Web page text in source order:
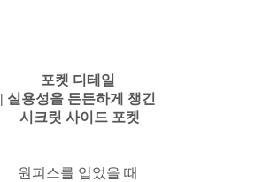
포켓 디테일
| 실용성을 든든하게 챙긴
시크릿 사이드 포켓
원피스를 입었을 때